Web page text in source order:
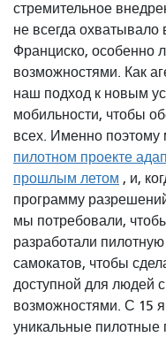
стремительное
не всегда охватывало
Франциско, особенно
возможностями. Как
наш подход к новым
мобильности, чтобы
всех. Именно поэтому
пилотном проекте
прошлым летом , и,
программу
мы потребовали,
разработали
самокатов, чтобы
доступной для людей
возможностями. С 15
уникальные пилотные